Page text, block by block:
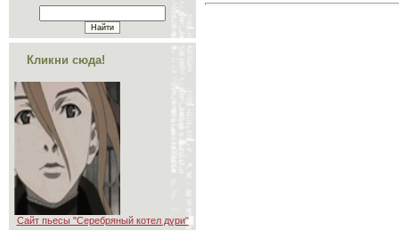
Кликни сюда!
Сайт пьесы "Серебряный котел дури"